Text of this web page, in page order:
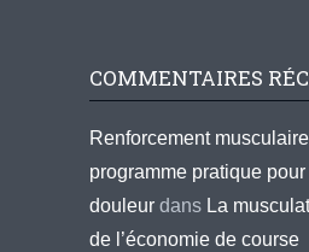
COMMENTAIRES
Renforcement
programme pratique
douleur dans La
de l’économie de course